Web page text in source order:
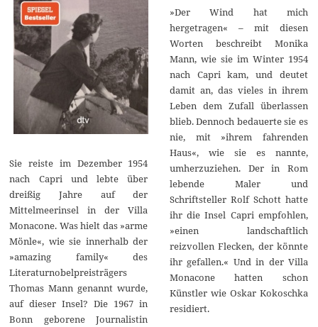
Sie reiste im Dezember 1954
nach Capri und lebte über
dreißig Jahre auf der
Mittelmeerinsel in der Villa
Monacone. Was hielt das »arme
Mönle«, wie sie innerhalb der
»amazing family« des
Literaturnobelpreisträgers
Thomas Mann genannt wurde,
auf dieser Insel? Die 1967 in
Bonn geborene Journalistin
»Der Wind hat mich
hergetragen« – mit diesen
Worten beschreibt Monika
Mann, wie sie im Winter 1954
nach Capri kam, und deutet
damit an, das vieles in ihrem
Leben dem Zufall überlassen
blieb. Dennoch bedauerte sie es
nie, mit »ihrem fahrenden
Haus«, wie sie es nannte,
umherzuziehen. Der in Rom
lebende Maler und
Schriftsteller Rolf Schott hatte
ihr die Insel Capri empfohlen,
»einen landschaftlich
reizvollen Flecken, der könnte
ihr gefallen.« Und in der Villa
Monacone hatten schon
Künstler wie Oskar Kokoschka
residiert.